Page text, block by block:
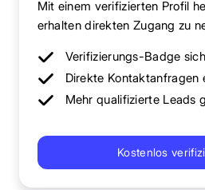
Mit einem verifizierten Profil
erhalten direkten Zugang zu
Verifizierungs-Badge
Direkte Kontaktanfragen
Mehr qualifizierte Leads
Kostenlos